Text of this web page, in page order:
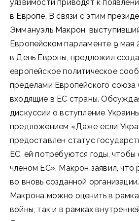
уязвимости приводят к
в Европе. В связи с этим
Эммануэль Макрон,
Европейском парламенте 9 мая
в День Европы, предложил
европейское политическое
пределами Европейского союза
входящие в ЕС страны.
дискуссии о вступление
предложением «Даже если
предоставлен статус
ЕС, ей потребуются годы, чтобы
членом ЕС», Макрон заявил, что
во вновь созданной
Макрона можно оценить в
войны, так и в рамках